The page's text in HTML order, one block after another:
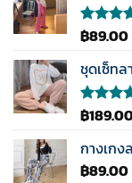
ให้
4.00
ตั้งแต่ 1-
5
คะแนน
฿89.00
ชุดเซ็ท
ให้
4.33
ตั้งแต่
คะแนน
฿
กางเก
฿89.00